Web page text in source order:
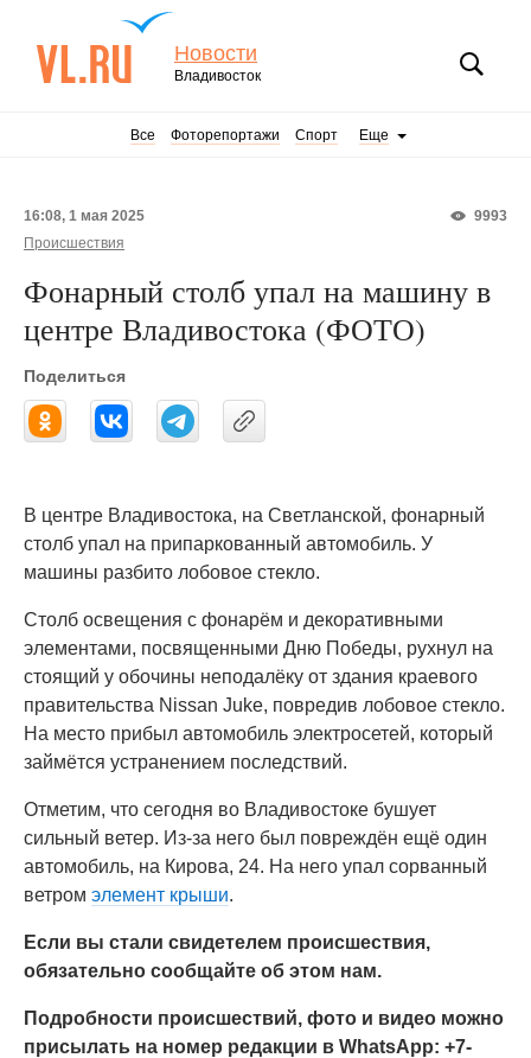
Новости
Владивосток
Все Фоторепортажи Спорт Еще
9993
16:08, 1 мая 2025
Происшествия
Фонарный столб упал на машину в
центре Владивостока (ФОТО)
Поделиться
В центре Владивостока, на Светланской, фонарный
столб упал на припаркованный автомобиль. У
машины разбито лобовое стекло.
Столб освещения с фонарём и декоративными
элементами, посвященными Дню Победы, рухнул на
стоящий у обочины неподалёку от здания краевого
правительства Nissan Juke, повредив лобовое стекло.
На место прибыл автомобиль электросетей, который
займётся устранением последствий.
Отметим, что сегодня во Владивостоке бушует
сильный ветер. Из-за него был повреждён ещё один
автомобиль, на Кирова, 24. На него упал сорванный
ветром элемент крыши.
Если вы стали свидетелем происшествия,
обязательно сообщайте об этом нам.
Подробности происшествий, фото и видео можно
присылать на номер редакции в WhatsApp: +7-